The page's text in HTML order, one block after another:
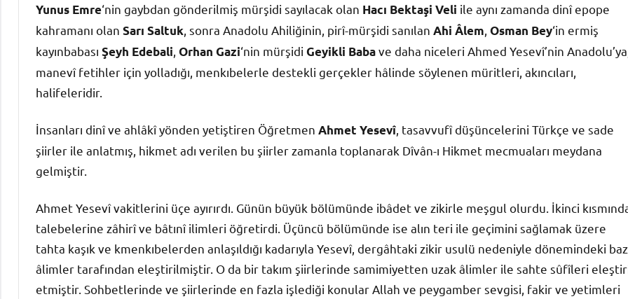
Yunus Emre‘nin gaybdan gönderilmiş mürşidi sayılacak olan Hacı Bektaşi Veli ile aynı zamanda dinî epope
kahramanı olan Sarı Saltuk , sonra Anadolu Ahiliğinin, pirî-mürşidi sanılan Ahi Âlem Osman Bey‘in ermiş
kayınbabası Şeyh Edebali Orhan Gazi‘nin mürşidi Geyikli Babave daha niceleri Ahmed Yesevî’nin Anadolu’ya,
manevî fetihler için yolladığı, menkıbelerle destekli gerçekler hâlinde söylenen müritleri, akıncıları,
halifeleridir.
İnsanları dinî ve ahlâkî yönden yetiştiren Öğretmen Ahmet Yesevî , tasavvufî düşüncelerini Türkçe ve sade
şiirler ile anlatmış, hikmet adı verilen bu şiirler zamanla toplanarak Dîvân-ı Hikmet mecmuaları meydana
gelmiştir.
Ahmet Yesevî vakitlerini üçe ayırırdı. Günün büyük bölümünde ibâdet ve zikirle meşgul olurdu. İkinci
talebelerine zâhirî ve bâtınî ilimleri öğretirdi. Üçüncü bölümünde ise alın teri ile geçimini sağlamak üzere
tahta kaşık ve kmenkıbelerden anlaşıldığı kadarıyla Yesevî, dergâhtaki zikir usulü nedeniyle dönemindeki
âlimler tarafından eleştirilmiştir. O da bir takım şiirlerinde samimiyetten uzak âlimler ile sahte sûfîleri
etmiştir. Sohbetlerinde ve şiirlerinde en fazla işlediği konular Allah ve peygamber sevgisi, fakir ve yetimleri